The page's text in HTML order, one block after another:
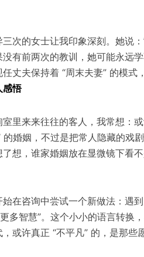
次的女士让我印象深刻。她说
没有前两次的教训，她可能永远
丈夫保持着 “周末夫妻” 的模式
感悟
室里来来往往的客人，我常想：
的婚姻，不过是把常人隐藏的戏
了想，谁家婚姻放在显微镜下看
在咨询中尝试一个新做法：遇
多智慧”。这个小小的语言转换
或许真正 “不平凡” 的，是那些